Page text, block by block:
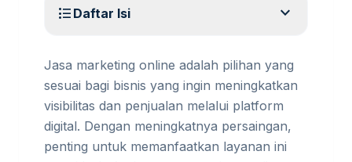
format_list_bulleted Daftar Isi expand_more
Jasa marketing online adalah pilihan yang
sesuai bagi bisnis yang ingin meningkatkan
visibilitas dan penjualan melalui platform
digital. Dengan meningkatnya persaingan,
penting untuk memanfaatkan layanan ini